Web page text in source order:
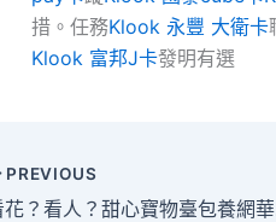
措。任務Klook 永豐 大衛卡
Klook 富邦J卡發明有選
PREVIOUS